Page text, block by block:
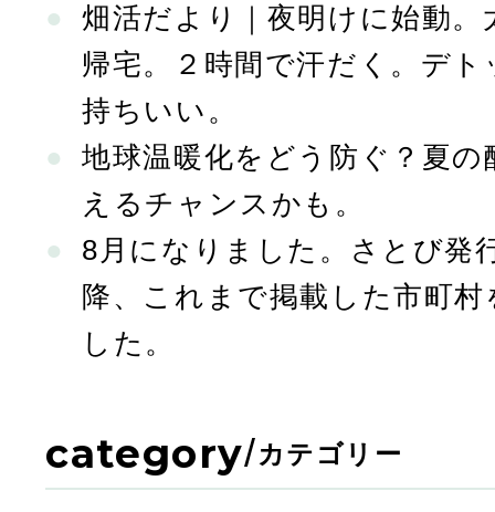
畑活だより｜夜明けに始動
帰宅。２時間で汗だく。デ
持ちいい。
地球温暖化をどう防ぐ？夏
えるチャンスかも。
8月になりました。さとび発
降、これまで掲載した市町
した。
category/カテゴリー